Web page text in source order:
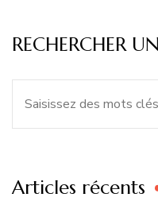
RECHERCHER
Articles récents